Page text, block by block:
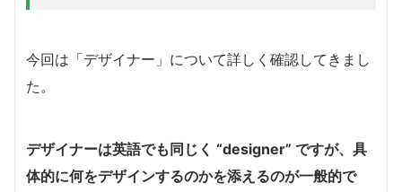
今回は「デザイナー」について詳しく確認してきまし
た。
デザイナーは英語でも同じく “designer” ですが、具
体的に何をデザインするのかを添えるのが一般的で